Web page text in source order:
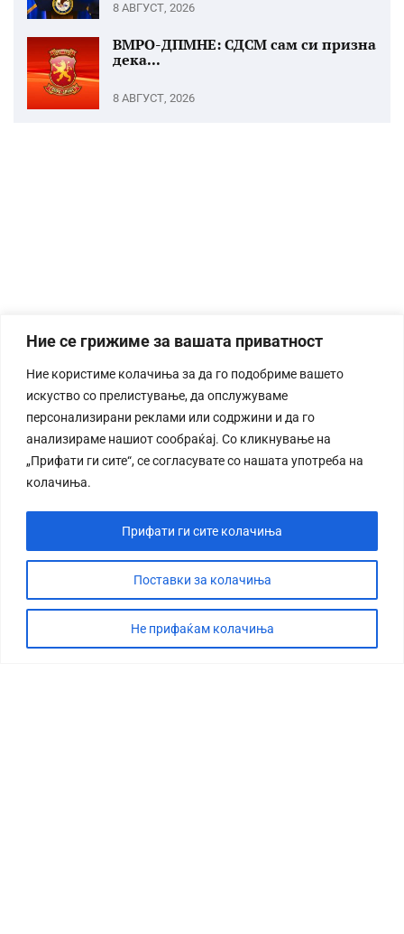
Ние се грижиме за вашата приватност
Ние користиме колачиња за да го подобриме вашето
искуство со прелистување, да опслужуваме
персонализирани реклами или содржини и да го
анализираме нашиот сообраќај. Со кликнување на
„Прифати ги сите“, се согласувате со нашата употреба на
колачиња.
Поставки за колачиња
Не прифаќам колачиња
Прифати ги сите колачиња
8 АВГУСТ, 2026
ВМРО-ДПМНЕ: СДСМ сам си призна
дека...
8 АВГУСТ, 2026